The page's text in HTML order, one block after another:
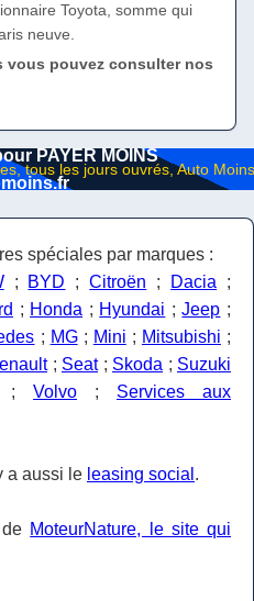
Toyota, somme qui
neuve.
vous pouvez consulter nos
PAYER MOINS
spéciales par marques :
; BYD ;Citroën ; Dacia ;
; Honda ; Hyundai ;Jeep ;
; MG; Mini ; Mitsubishi ;
; Seat; Skoda ; Suzuki
; Volvo ; Services aux
a aussi le leasing social .
MoteurNature, le site qui